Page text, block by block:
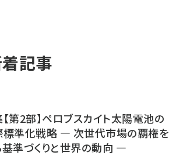
記事
第2部】ペロブスカイト太陽電池の
標準化戦略 ― 次世代市場の覇権を
準づくりと世界の動向 ―